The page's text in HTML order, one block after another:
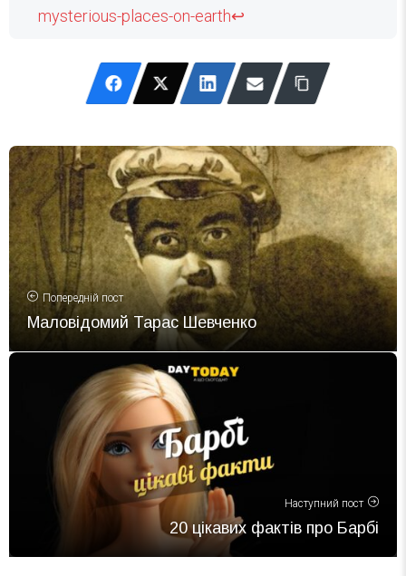
mysterious-places-on-earth↩
Попередній пост
Маловідомий Тарас Шевченко
Наступний пост
20 цікавих фактів про Барбі